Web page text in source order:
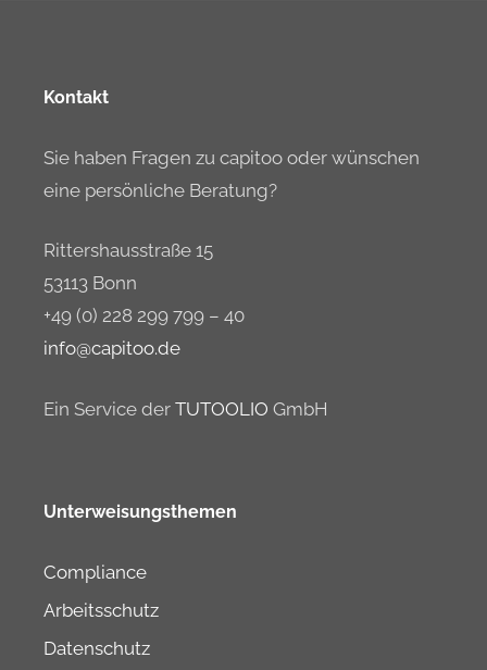
Kontakt
Sie haben Fragen zu capitoo oder wünschen
eine persönliche Beratung?
Rittershausstraße 15
53113 Bonn
+49 (0) 228 299 799 – 40
info@capitoo.de
Ein Service der TUTOOLIO GmbH
Unterweisungsthemen
Compliance
Arbeitsschutz
Datenschutz